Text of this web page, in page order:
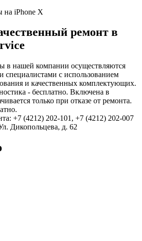
на iPhone X
ремонт в
в нашей компании осуществляются
с использованием
и качественных комплектующих.
- бесплатно. Включена в
только при отказе от ремонта.
+7 (4212) 202-101, +7 (4212) 202-007
Дикопольцева, д. 62